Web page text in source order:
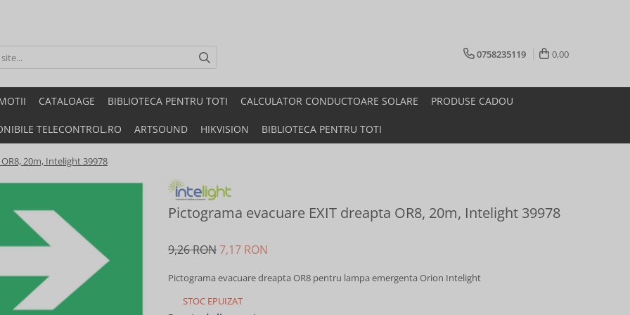
0758235119 0,00
CATALOAGE BIBLIOTECA PENTRU TOTI CALCULATOR CONDUCTOARE SOLARE PRODUSE CADOU
TELECONTROL.RO ARTSOUND HIKVISION BIBLIOTECA PENTRU TOTI
20m, Intelight 39978
Pictograma evacuare EXIT dreapta OR8, 20m, Intelight 39978
9,26 RON7,17 RON
Pictograma evacuare dreapta OR8 pentru lampa emergenta Orion Intelight
STOC EPUIZAT